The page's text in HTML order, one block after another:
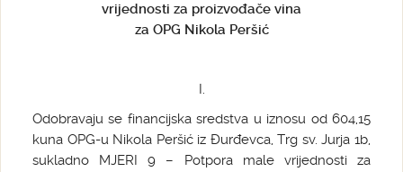
vrijednosti za proizvođače vina
za OPG Nikola Peršić
I.
Odobravaju se financijska sredstva u iznosu od 604,15
kuna OPG-u Nikola Peršić iz Đurđevca, Trg sv. Jurja 1b,
sukladno MJERI 9 – Potpora male vrijednosti za